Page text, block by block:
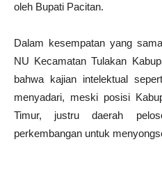
oleh Bupati Pacitan.
Dalam kesempatan yang
NU Kecamatan Tulakan
bahwa kajian intelektual
menyadari, meski posisi
Timur, justru daerah
perkembangan untuk